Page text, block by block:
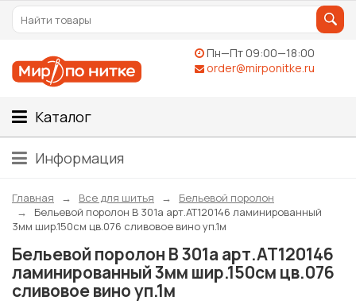
Пн—Пт 09:00—18:00
order@mirponitke.ru
Каталог
Информация
Главная Все для шитья
Бельевой поролон
Бельевой поролон В 301а арт.АТ120146 ламинированный
3мм шир.150см цв.076 сливовое вино уп.1м
Бельевой поролон В 301а арт.АТ120146
ламинированный 3мм шир.150см цв.076
сливовое вино уп.1м